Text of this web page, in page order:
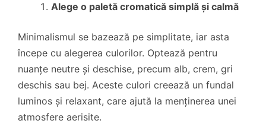
Alege o paletă cromatică simplă și calmă
Minimalismul se bazează pe simplitate, iar asta
începe cu alegerea culorilor. Optează pentru
nuanțe neutre și deschise, precum alb, crem, gri
deschis sau bej. Aceste culori creează un fundal
luminos și relaxant, care ajută la menținerea unei
atmosfere aerisite.